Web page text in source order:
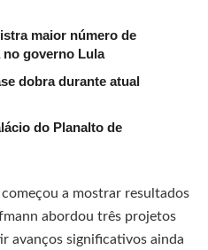
maior número de
no governo Lula
dobra durante atual
do Planalto de
a mostrar resultados
abordou três projetos
avanços significativos ainda